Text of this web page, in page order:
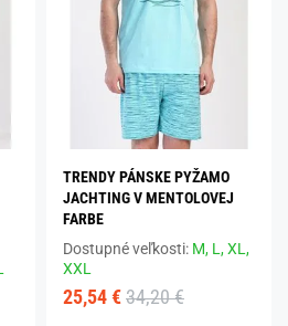
TRENDY PÁNSKE PYŽAMO
JACHTING V MENTOLOVEJ
FARBE
Dostupné veľkosti: M, L,XL,
XXL
25,54 € 34,20 €